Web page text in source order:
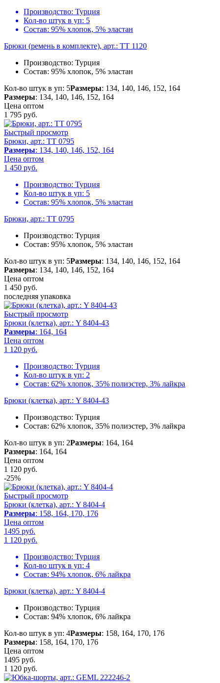
Производство: Турция
Кол-во штук в уп: 5
Состав: 95% хлопок, 5% эластан
Брюки (ремень в комплекте), арт.: TT 1120
Производство: Турция
Состав: 95% хлопок, 5% эластан
Кол-во штук в уп: 5Размеры: 134, 140, 146, 152, 164
Размеры: 134, 140, 146, 152, 164
Цена оптом
1 795 руб.
Быстрый просмотр
Брюки, арт.: TT 0795
Размеры: 134, 140, 146, 152, 164
Цена оптом
1 450 руб.
Производство: Турция
Кол-во штук в уп: 5
Состав: 95% хлопок, 5% эластан
Брюки, арт.: TT 0795
Производство: Турция
Состав: 95% хлопок, 5% эластан
Кол-во штук в уп: 5Размеры: 134, 140, 146, 152, 164
Размеры: 134, 140, 146, 152, 164
Цена оптом
1 450 руб.
последняя упаковка
Быстрый просмотр
Брюки (клетка), арт.: Y 8404-43
Размеры: 164, 164
Цена оптом
1 120 руб.
Производство: Турция
Кол-во штук в уп: 2
Состав: 62% хлопок, 35% полиэстер, 3% лайкра
Брюки (клетка), арт.: Y 8404-43
Производство: Турция
Состав: 62% хлопок, 35% полиэстер, 3% лайкра
Кол-во штук в уп: 2Размеры: 164, 164
Размеры: 164, 164
Цена оптом
1 120 руб.
-25%
Быстрый просмотр
Брюки (клетка), арт.: Y 8404-4
Размеры: 158, 164, 170, 176
Цена оптом
1495 руб.
1 120 руб.
Производство: Турция
Кол-во штук в уп: 4
Состав: 94% хлопок, 6% лайкра
Брюки (клетка), арт.: Y 8404-4
Производство: Турция
Состав: 94% хлопок, 6% лайкра
Кол-во штук в уп: 4Размеры: 158, 164, 170, 176
Размеры: 158, 164, 170, 176
Цена оптом
1495 руб.
1 120 руб.